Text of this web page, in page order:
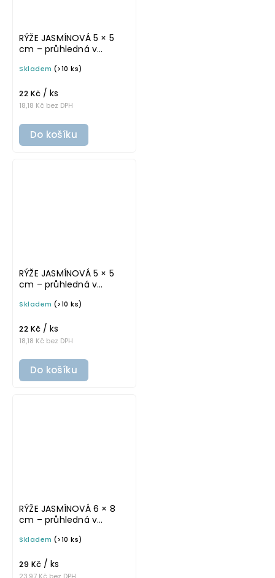
RÝŽE JASMÍNOVÁ 5 × 5
cm – průhledná v
omyvatelná samolepka
Skladem (>10 ks)
18,18 Kč bez DPH
22 Kč / ks
Do košíku
RÝŽE JASMÍNOVÁ 5 × 5
cm – průhledná v
omyvatelná samolepka
Skladem (>10 ks)
18,18 Kč bez DPH
22 Kč / ks
Do košíku
RÝŽE JASMÍNOVÁ 6 × 8
cm – průhledná v
omyvatelná samolepka
Skladem (>10 ks)
23,97 Kč bez DPH
29 Kč / ks